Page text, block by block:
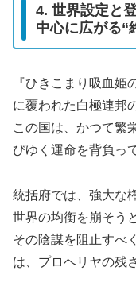
4. 世界設定と
中心に広がる“
『ひきこまり吸血
に覆われた白極連邦
この国は、かつて繁
びゆく運命を背負っ
統括府では、強大な
世界の均衡を崩そう
その陰謀を阻止すべ
は、プロヘリヤの残